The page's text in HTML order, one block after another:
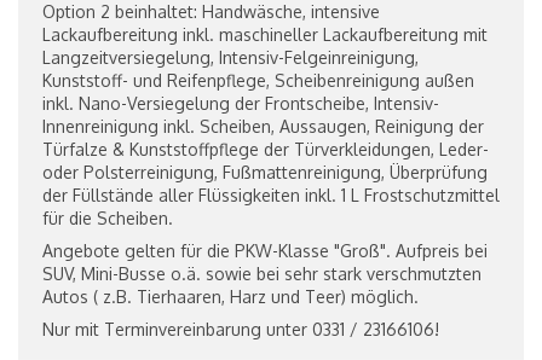
Option 2 beinhaltet: Handwäsche, intensive
Lackaufbereitung inkl. maschineller Lackaufbereitung mit
Langzeitversiegelung, Intensiv-Felgeinreinigung,
Kunststoff- und Reifenpflege, Scheibenreinigung außen
inkl. Nano-Versiegelung der Frontscheibe, Intensiv-
Innenreinigung inkl. Scheiben, Aussaugen, Reinigung der
Türfalze & Kunststoffpflege der Türverkleidungen, Leder-
oder Polsterreinigung, Fußmattenreinigung, Überprüfung
der Füllstände aller Flüssigkeiten inkl. 1 L Frostschutzmittel
für die Scheiben.
Angebote gelten für die PKW-Klasse "Groß". Aufpreis bei
SUV, Mini-Busse o.ä. sowie bei sehr stark verschmutzten
Autos ( z.B. Tierhaaren, Harz und Teer) möglich.
Nur mit Terminvereinbarung unter 0331 / 23166106!